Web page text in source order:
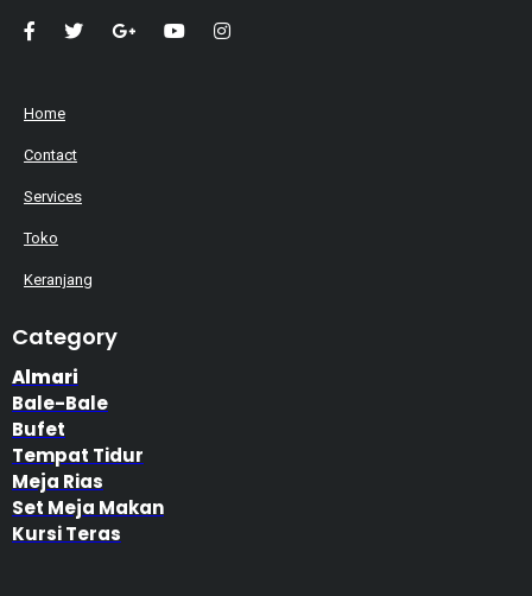
Home
Contact
Services
Toko
Keranjang
Category
Almari
Bale-Bale
Bufet
Tempat Tidur
Meja Rias
Set Meja Makan
Kursi Teras